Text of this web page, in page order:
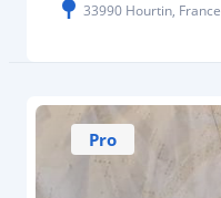
33990 Hourtin, France
Pro